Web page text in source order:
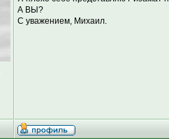
А ВЫ?
С уважением, Михаил.